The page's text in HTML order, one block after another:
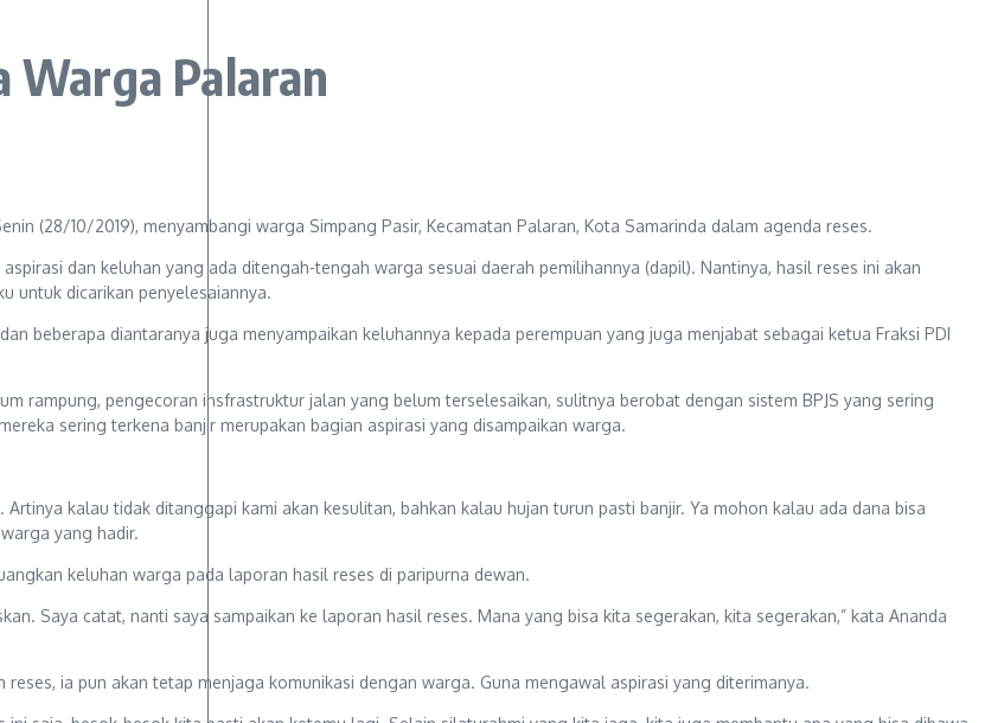
Warga Palaran
(28/10/2019), menyambangi warga Simpang Pasir, Kecamatan Palaran, Kota Samarinda dalam agenda reses.
dan keluhan yang ada ditengah-tengah warga sesuai daerah pemilihannya (dapil). Nantinya, hasil reses ini akan
untuk dicarikan penyelesaiannya.
beberapa diantaranya juga menyampaikan keluhannya kepada perempuan yang juga menjabat sebagai ketua Fraksi PDI
rampung, pengecoran insfrastruktur jalan yang belum terselesaikan, sulitnya berobat dengan sistem BPJS yang sering
sering terkena banjir merupakan bagian aspirasi yang disampaikan warga.
kalau tidak ditanggapi kami akan kesulitan, bahkan kalau hujan turun pasti banjir. Ya mohon kalau ada dana bisa
yang hadir.
keluhan warga pada laporan hasil reses di paripurna dewan.
Saya catat, nanti saya sampaikan ke laporan hasil reses. Mana yang bisa kita segerakan, kita segerakan,” kata Ananda
ia pun akan tetap menjaga komunikasi dengan warga. Guna mengawal aspirasi yang diterimanya.